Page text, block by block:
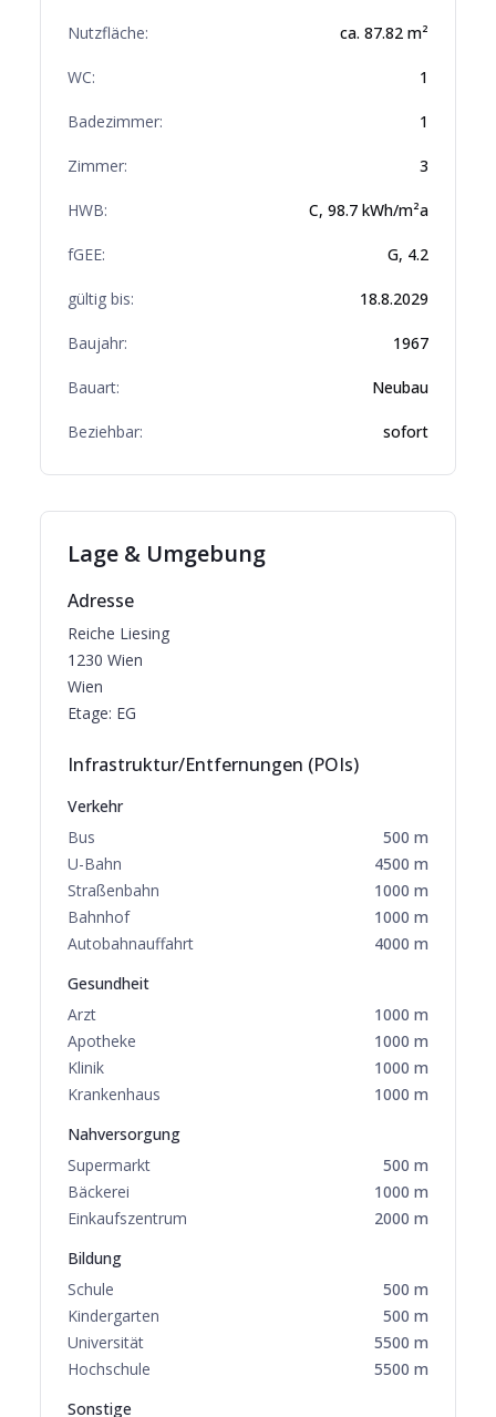
Nutzfläche: ca. 87.82 m²
WC: 1
Badezimmer: 1
Zimmer: 3
HWB: C, 98.7 kWh/m²a
fGEE: G, 4.2
gültig bis: 18.8.2029
Baujahr: 1967
Bauart: Neubau
Beziehbar: sofort
Lage & Umgebung
Adresse
Reiche Liesing
1230 Wien
Wien
Etage: EG
Infrastruktur/Entfernungen (POIs)
Verkehr
Bus
500 m
U-Bahn
4500 m
Straßenbahn
1000 m
Bahnhof
1000 m
Autobahnauffahrt
4000 m
Gesundheit
Arzt
1000 m
Apotheke
1000 m
Klinik
1000 m
Krankenhaus
1000 m
Nahversorgung
Supermarkt
500 m
Bäckerei
1000 m
Einkaufszentrum
2000 m
Bildung
Schule
500 m
Kindergarten
500 m
Universität
5500 m
Hochschule
5500 m
Sonstige